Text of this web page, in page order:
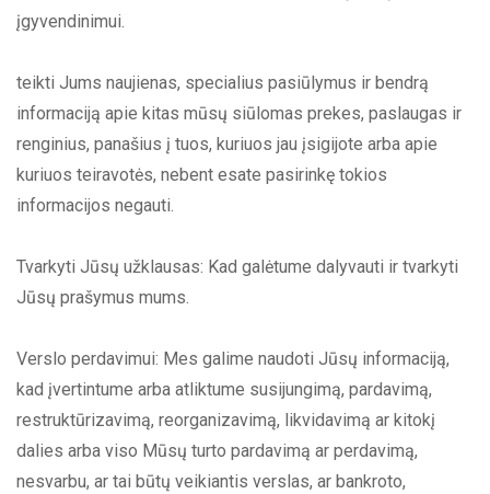
įgyvendinimui.
teikti Jums naujienas, specialius pasiūlymus ir bendrą
informaciją apie kitas mūsų siūlomas prekes, paslaugas ir
renginius, panašius į tuos, kuriuos jau įsigijote arba apie
kuriuos teiravotės, nebent esate pasirinkę tokios
informacijos negauti.
Tvarkyti Jūsų užklausas: Kad galėtume dalyvauti ir tvarkyti
Jūsų prašymus mums.
Verslo perdavimui: Mes galime naudoti Jūsų informaciją,
kad įvertintume arba atliktume susijungimą, pardavimą,
restruktūrizavimą, reorganizavimą, likvidavimą ar kitokį
dalies arba viso Mūsų turto pardavimą ar perdavimą,
nesvarbu, ar tai būtų veikiantis verslas, ar bankroto,